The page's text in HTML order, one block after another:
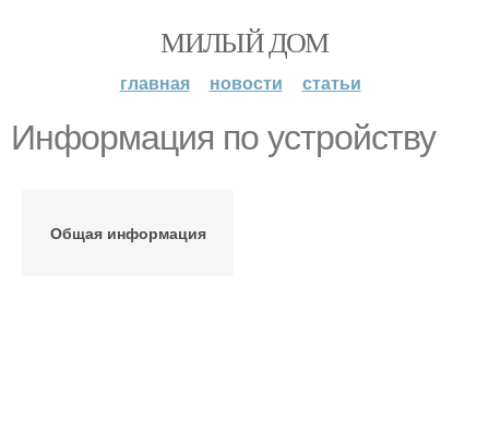
МИЛЫЙ ДОМ
главная новости статьи
Информация по устройству
Общая информация